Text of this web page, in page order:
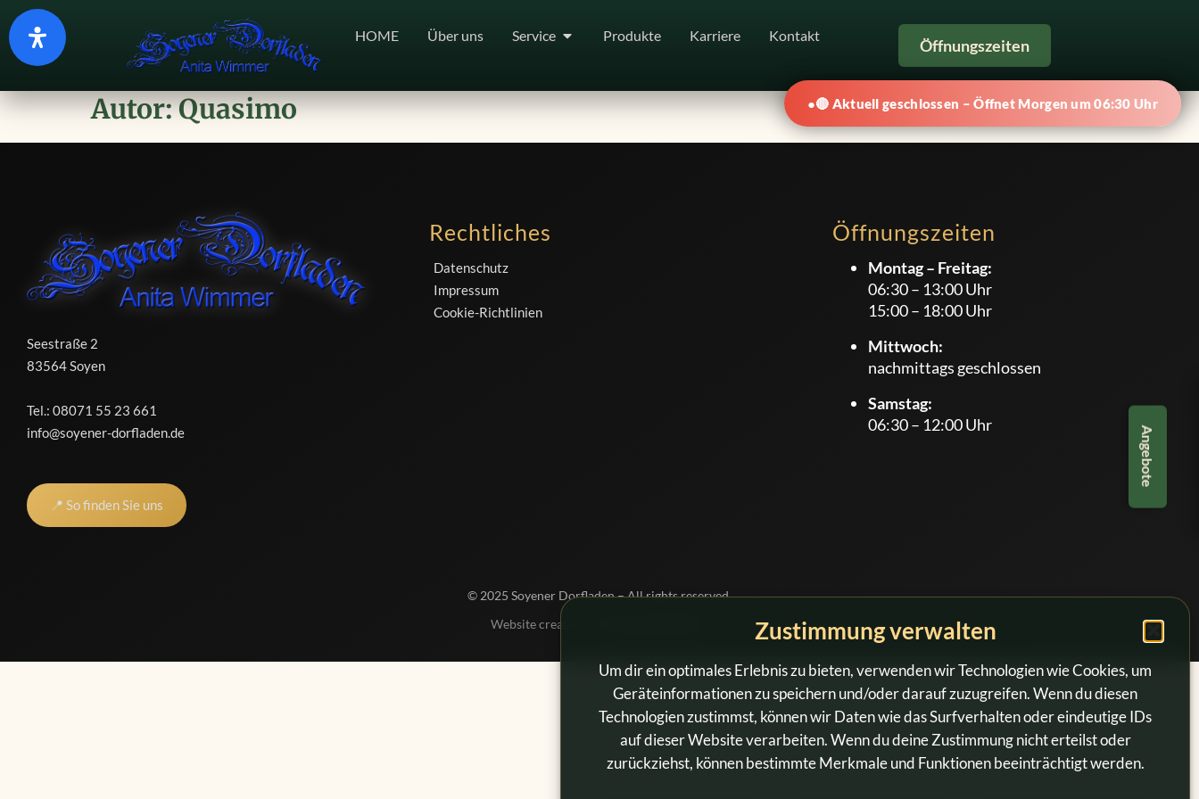
Zustimmung verwalten
Um dir ein optimales Erlebnis zu bieten, verwenden wir Technologien wie Cookies, um
Geräteinformationen zu speichern und/oder darauf zuzugreifen. Wenn du diesen
Technologien zustimmst, können wir Daten wie das Surfverhalten oder eindeutige IDs
auf dieser Website verarbeiten. Wenn du deine Zustimmung nicht erteilst oder
zurückziehst, können bestimmte Merkmale und Funktionen beeinträchtigt werden.
HOME Über uns Service Produkte Karriere Kontakt
Öffnungszeiten
Autor:Quasimo
Seestraße 2
83564 Soyen
Tel.: 08071 55 23 661
info@soyener-dorfladen.de
📍 So finden Sie uns
Rechtliches
Datenschutz
Impressum
Cookie-Richtlinien
Öffnungszeiten
Montag – Freitag:
06:30– 13:00Uhr
15:00– 18:00Uhr
Mittwoch:
nachmittags geschlossen
Samstag:
06:30– 12:00Uhr
© 2025 Soyener Dorfladen – All rights reserved.
Website created by
🔴 Aktuell geschlossen – Öffnet Morgen um 06:30 Uhr
Angebote